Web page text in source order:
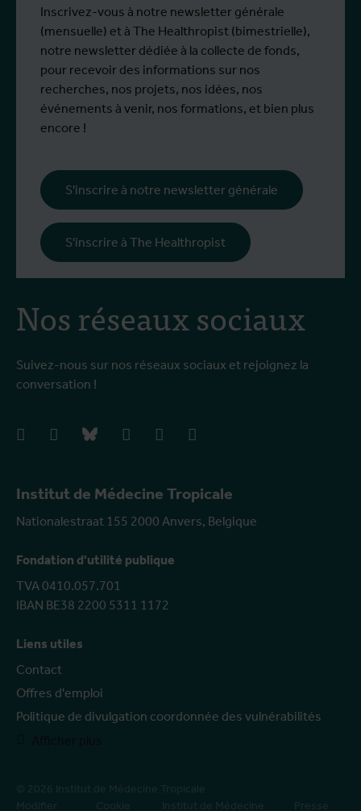
Institut de Médecine Tropicale
Nationalestraat 155 2000 Anvers, Belgique
Fondation d'utilité publique
TVA 0410.057.701
IBAN BE38 2200 5311 1172
Liens utiles
Contact
Offres d'emploi
Politique de divulgation coordonnée des vulnérabilités
Nos réseaux sociaux
Suivez-nous sur nos réseaux sociaux et rejoignez la
conversation !
facebookinstagrambluesky linkedIn youtube
Inscrivez-vous à notre newsletter générale
(mensuelle) et à The Healthropist (bimestrielle),
notre newsletter dédiée à la collecte de fonds,
pour recevoir des informations sur nos
recherches, nos projets, nos idées, nos
événements à venir, nos formations, et bien plus
encore !
S'inscrire à notre newsletter générale
S'inscrire à The Healthropist
© 2026 Institut de Médecine Tropicale
Modifier
Cookie Institut de Médecine Presse